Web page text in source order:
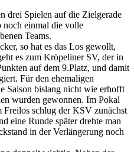
drei Spielen auf die Zielgerade
noch einmal die volle
Teams.
so hat es das Los gewollt,
es zum Kröpeliner SV, der in
auf dem 9.Platz, und damit
Für den ehemaligen
Saison bislang nicht wie erhofft
wurden gewonnen. Im Pokal
Freilos schlug der KSV zunächst
eine Runde später drehte man
in der Verlängerung noch